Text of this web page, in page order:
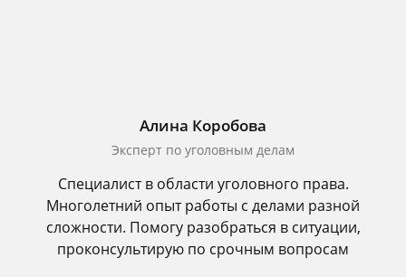
Алина Коробова
Эксперт по уголовным делам
Специалист в области уголовного права.
Многолетний опыт работы с делами разной
сложности. Помогу разобраться в ситуации,
проконсультирую по срочным вопросам